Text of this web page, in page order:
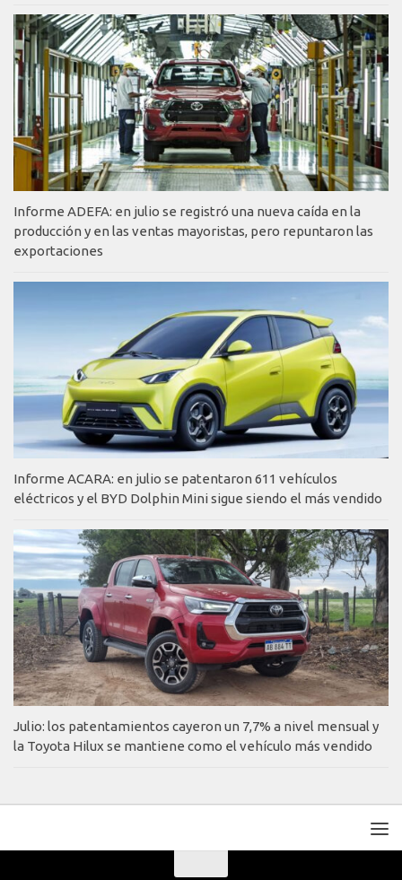
Informe ADEFA: en julio se registró una nueva caída en la
producción y en las ventas mayoristas, pero repuntaron las
exportaciones
Informe ACARA: en julio se patentaron 611 vehículos
eléctricos y el BYD Dolphin Mini sigue siendo el más vendido
Julio: los patentamientos cayeron un 7,7% a nivel mensual y
la Toyota Hilux se mantiene como el vehículo más vendido